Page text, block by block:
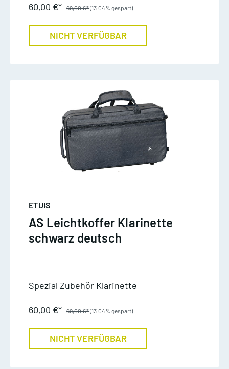
60,00 €* 69,00 €*(13.04% gespart)
NICHT VERFÜGBAR
ETUIS
AS Leichtkoffer Klarinette
schwarz deutsch
Spezial Zubehör Klarinette
60,00 €* 69,00 €*(13.04% gespart)
NICHT VERFÜGBAR